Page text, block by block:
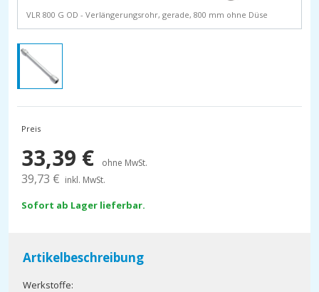
VLR 800 G OD - Verlängerungsrohr, gerade, 800 mm ohne Düse
Preis
33,39 € ohne MwSt.
39,73 € inkl. MwSt.
Sofort ab Lager lieferbar.
Artikelbeschreibung
Werkstoffe: